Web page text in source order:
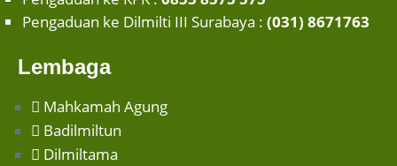
Pengaduan ke Dilmilti III Surabaya : (031) 8671763
Lembaga
Mahkamah Agung
Badilmiltun
Dilmiltama